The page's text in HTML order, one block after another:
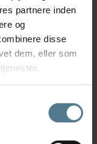
partnere inden
og
disse
dem, eller som